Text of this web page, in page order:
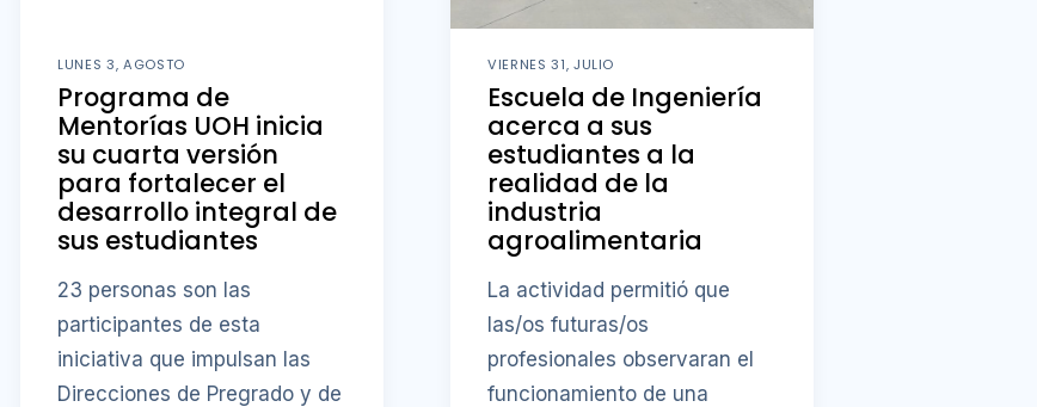
LUNES 3, AGOSTO
Programa de
Mentorías UOH inicia
su cuarta versión
para fortalecer el
desarrollo integral de
sus estudiantes
23 personas son las
participantes de esta
iniciativa que impulsan las
Direcciones de Pregrado y de
VIERNES 31, JULIO
Escuela de Ingeniería
acerca a sus
estudiantes a la
realidad de la
industria
agroalimentaria
La actividad permitió que
las/os futuras/os
profesionales observaran el
funcionamiento de una